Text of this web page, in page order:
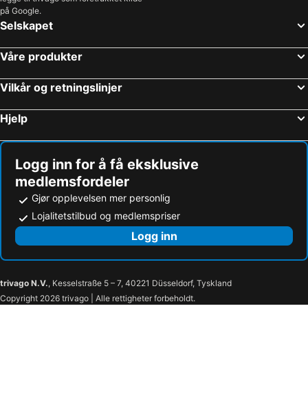
på Google.
Selskapet
Våre produkter
Vilkår og retningslinjer
Hjelp
Logg inn for å få eksklusive
medlemsfordeler
Gjør opplevelsen mer personlig
Lojalitetstilbud og medlemspriser
Logg inn
trivago N.V., Kesselstraße 5 – 7, 40221 Düsseldorf, Tyskland
Copyright 2026 trivago | Alle rettigheter forbeholdt.